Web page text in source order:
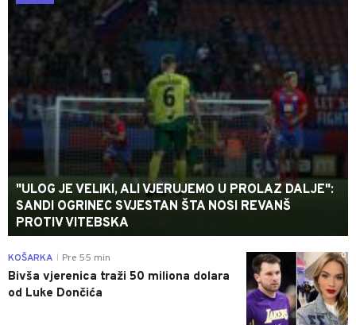
"ULOG JE VELIKI, ALI VJERUJEMO U PROLAZ DALJE":
SANDI OGRINEC SVJESTAN ŠTA NOSI REVANŠ
PROTIV VITEBSKA
0
KOŠARKA Pre 55 min
Bivša vjerenica traži 50 miliona dolara
od Luke Dončića